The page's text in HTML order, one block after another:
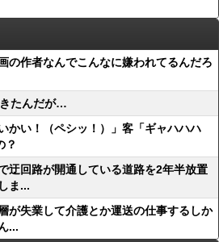
の作者なんでこんなに嫌われてるんだろ
たんだが…
かい！（ペシッ！）」客「ギャハハハ
？
迂回路が開通している道路を2年半放置
ま...
が失業して介護とか運送の仕事するしか
...